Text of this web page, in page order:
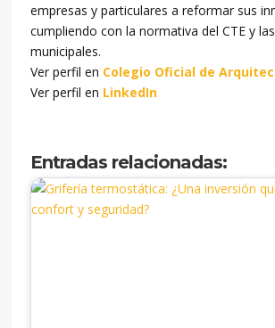
empresas y particulares a reformar sus
cumpliendo con la normativa del CTE y
municipales.
Ver perfil en Colegio Oficial de
Ver perfil en LinkedIn
Entradas relacionadas: